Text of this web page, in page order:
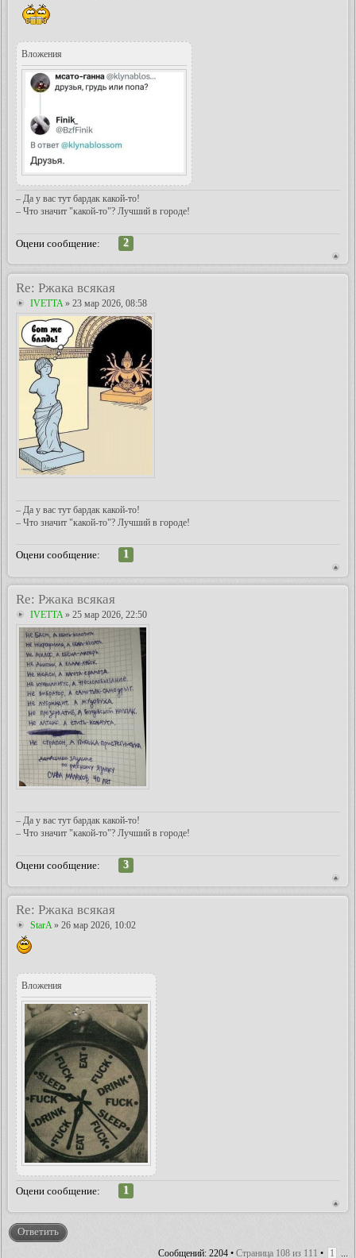
Вложения
– Да у вас тут бардак какой-то!
– Что значит "какой-то"? Лучший в городе!
Оцени сообщение:
2
Re: Ржака всякая
IVETTA» 23 мар 2026, 08:58
– Да у вас тут бардак какой-то!
– Что значит "какой-то"? Лучший в городе!
Оцени сообщение:
1
Re: Ржака всякая
IVETTA » 25 мар 2026, 22:50
– Да у вас тут бардак какой-то!
– Что значит "какой-то"? Лучший в городе!
Оцени сообщение:
3
Re: Ржака всякая
StarA» 26 мар 2026, 10:02
Вложения
Оцени сообщение:
1
Ответить
Сообщений: 2204 • Страница 108 из 111 • 1 ...